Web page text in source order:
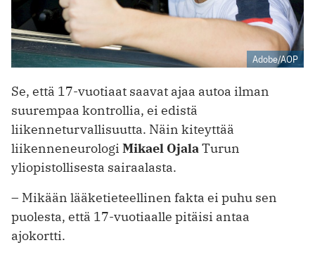
Adobe/AOP
Se, että 17-vuotiaat saavat ajaa autoa ilman
suurempaa kontrollia, ei edistä
liikenneturvallisuutta. Näin kiteyttää
liikenneneurologi Mikael OjalaTurun
yliopistollisesta sairaalasta.
– Mikään lääketieteellinen fakta ei puhu sen
puolesta, että 17-vuotiaalle pitäisi antaa
ajokortti.